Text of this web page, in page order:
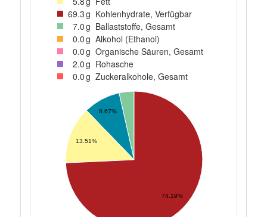
69.3g Kohlenhydrate, Verfügbar
7.0g Ballaststoffe, Gesamt
0.0g Alkohol (Ethanol)
0.0g Organische Säuren, Gesamt
2.0g Rohasche
0.0g Zuckeralkohole, Gesamt
8.67%
13.51%
74.19%